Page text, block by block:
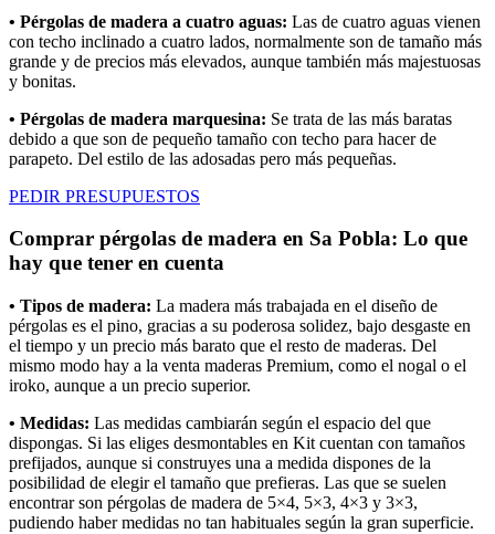
• Pérgolas de madera a cuatro aguas: Las de cuatro aguas vienen
con techo inclinado a cuatro lados, normalmente son de tamaño más
grande y de precios más elevados, aunque también más majestuosas
y bonitas.
• Pérgolas de madera marquesina: Se trata de las más baratas
debido a que son de pequeño tamaño con techo para hacer de
parapeto. Del estilo de las adosadas pero más pequeñas.
PEDIR PRESUPUESTOS
Comprar pérgolas de madera en Sa Pobla: Lo que
hay que tener en cuenta
• Tipos de madera: La madera más trabajada en el diseño de
pérgolas es el pino, gracias a su poderosa solidez, bajo desgaste en
el tiempo y un precio más barato que el resto de maderas. Del
mismo modo hay a la venta maderas Premium, como el nogal o el
iroko, aunque a un precio superior.
• Medidas: Las medidas cambiarán según el espacio del que
dispongas. Si las eliges desmontables en Kit cuentan con tamaños
prefijados, aunque si construyes una a medida dispones de la
posibilidad de elegir el tamaño que prefieras. Las que se suelen
encontrar son pérgolas de madera de 5×4, 5×3, 4×3 y 3×3,
pudiendo haber medidas no tan habituales según la gran superficie.